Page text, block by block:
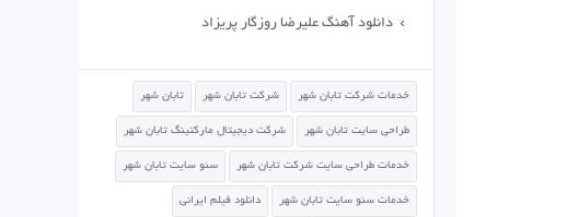
دانلود آهنگ علیرضا روزگار پریزاد
خدمات شرکت تابان شهر شرکت تابان شهر تابان شهر
طراحی سایت تابان شهر شرکت دیجیتال مارکتینگ تابان شهر
خدمات طراحی سایت شرکت تابان شهر سئو سایت تابان شهر
خدمات سئو سایت تابان شهر دانلود فیلم ایرانی